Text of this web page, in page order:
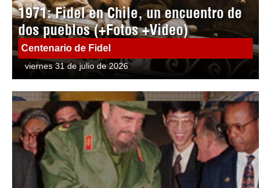
1971: Fidel en Chile, un encuentro de
dos pueblos (+Fotos +Video)
Centenario de Fidel
viernes 31 de julio de 2026